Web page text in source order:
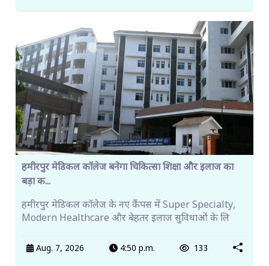
हमीरपुर मेडिकल कॉलेज बनेगा चिकित्सा शिक्षा और इलाज का
बड़ा क...
हमीरपुर मेडिकल कॉलेज के नए कैंपस में Super Specialty,
Modern Healthcare और बेहतर इलाज सुविधाओं के लि
Aug. 7, 2026 4:50 p.m. 133